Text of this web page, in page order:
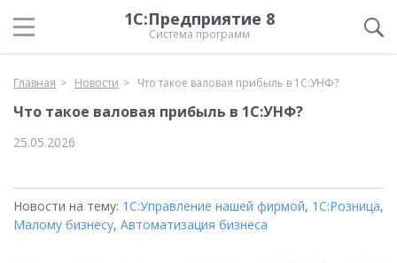
1С:Предприятие 8
Система программ
Главная Новости Что такое валовая прибыль в 1С:УНФ?
Что такое валовая прибыль в 1С:УНФ?
25.05.2026
Новости на тему: 1С:Управление нашей фирмой, 1С:Розница,
Малому бизнесу, Автоматизация бизнеса